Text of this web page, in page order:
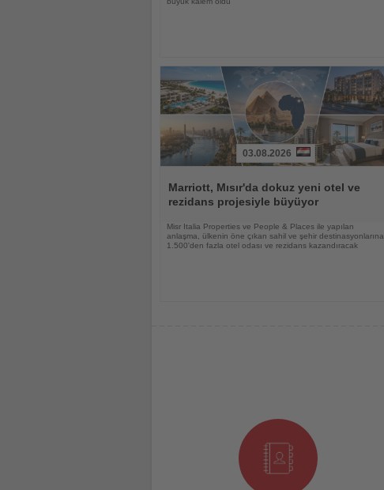
Oku
03.08.2026
Marriott, Mısır'da dokuz yeni otel ve
rezidans projesiyle büyüyor
Misr Italia Properties ve People & Places ile yapılan
anlaşma, ülkenin öne çıkan sahil ve şehir destinasyonlarına
1.500'den fazla otel odası ve rezidans kazandıracak